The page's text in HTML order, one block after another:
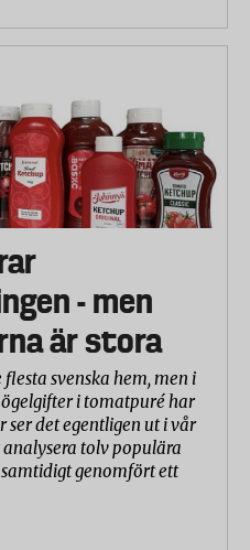
- men
är stora
svenska hem, men i
i tomatpuré har
det egentligen ut i vår
tolv populära
genomfört ett